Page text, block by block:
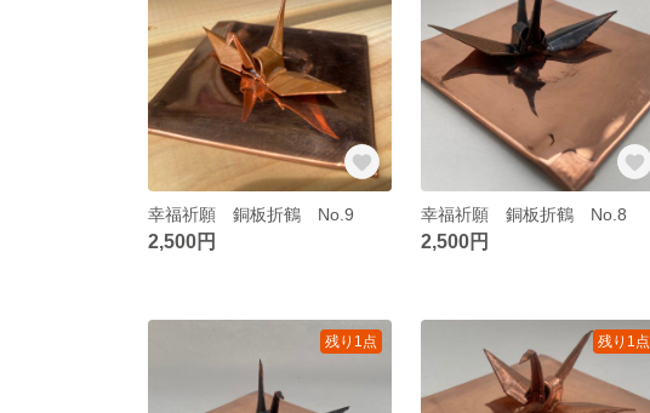
幸福祈願 銅板折鶴 No.9
2,500円
幸福祈願 銅板折鶴 No.8
2,500円
残り1点 残り1点